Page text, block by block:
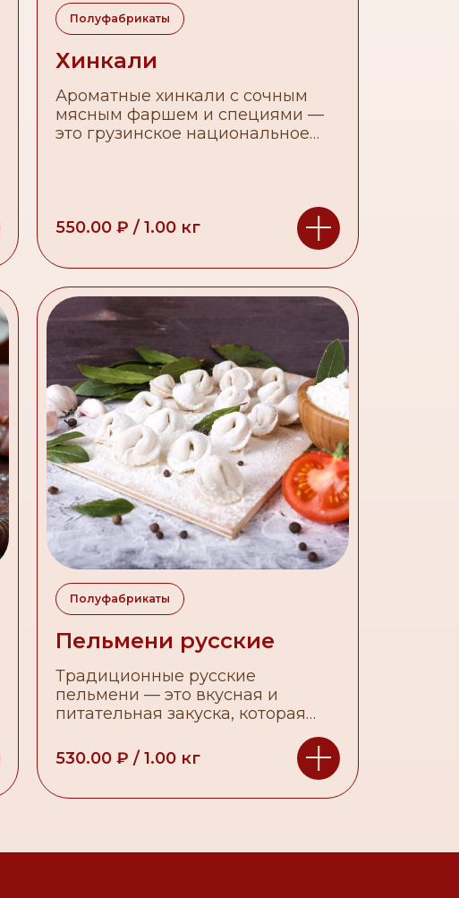
Полуфабрикаты
Хинкали
Ароматные хинкали с сочным
мясным фаршем и специями —
это грузинское национальное
550.00 ₽ / 1.00 кг
Полуфабрикаты
Пельмени русские
Традиционные русские
пельмени — это вкусная и
питательная закуска, которая
семейному рецепту.
530.00 ₽ / 1.00 кг